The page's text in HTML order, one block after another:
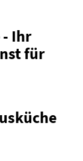
- Ihr
für